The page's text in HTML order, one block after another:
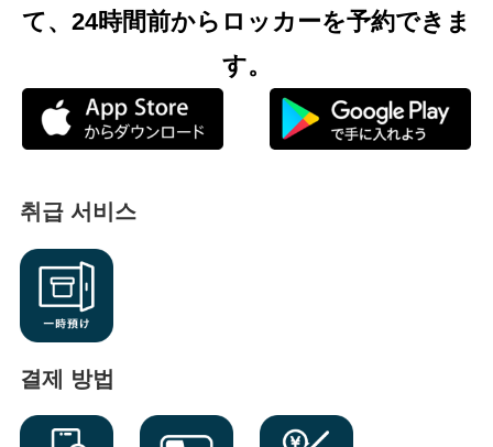
て、24時間前からロッカーを予約できま
す。
취급 서비스
결제 방법